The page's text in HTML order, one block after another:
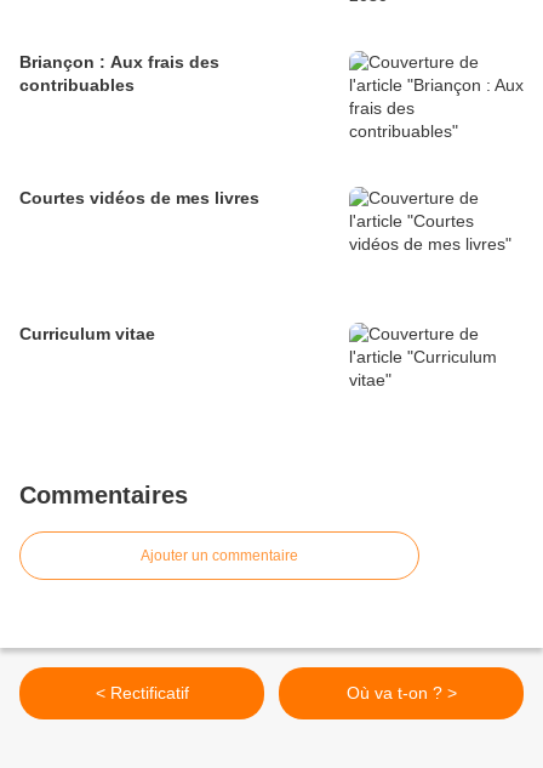
Briançon : Aux frais des
contribuables
Courtes vidéos de mes livres
Curriculum vitae
Commentaires
Ajouter un commentaire
< Rectificatif Où va t-on ? >